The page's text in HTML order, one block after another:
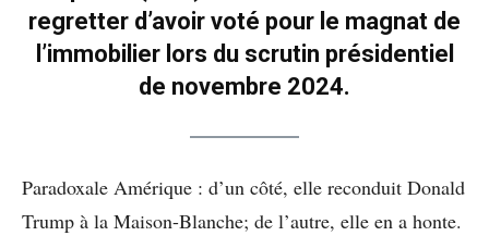
regretter d’avoir voté pour le magnat de
l’immobilier lors du scrutin présidentiel
de novembre 2024.
Paradoxale Amérique : d’un côté, elle reconduit Donald
Trump à la Maison-Blanche; de l’autre, elle en a honte.